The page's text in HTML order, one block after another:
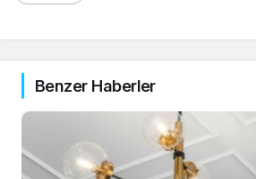
Benzer Haberler